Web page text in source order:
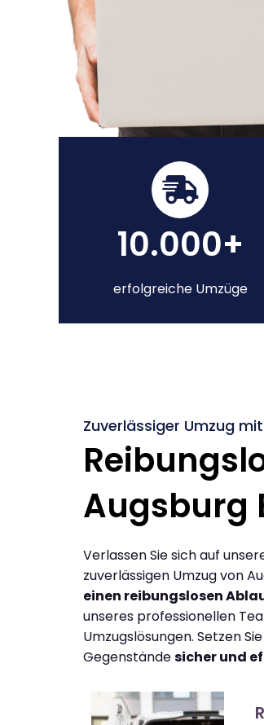
10.000+
erfolgreiche Umzüge
Zuverlässiger Umzug
Augsburg
Verlassen Sie sich auf
zuverlässigen Umzug von
einen reibungslosen
unseres professionellen
Umzugslösungen. Setzen
Gegenständesicher und